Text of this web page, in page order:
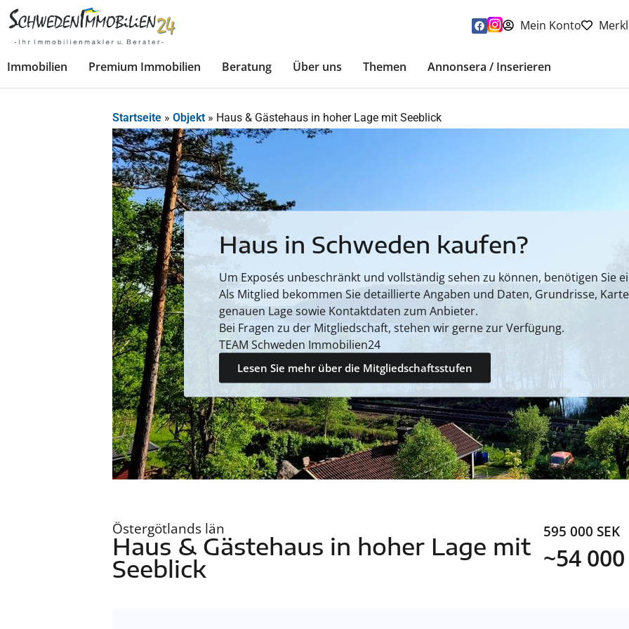
Mein Konto
Immobilien Premium Immobilien Beratung Über uns Themen Annonsera / Inserieren
Startseite » Objekt » Haus & Gästehaus in hoher Lage mit Seeblick
Haus in Schweden kaufen?
Um Exposés unbeschränkt und vollständig sehen zu können, benötigen Sie
Als Mitglied bekommen Sie detaillierte Angaben und Daten, Grundrisse,
genauen Lage sowie Kontaktdaten zum Anbieter.
Bei Fragen zu der Mitgliedschaft, stehen wir gerne zur Verfügung.
TEAM Schweden Immobilien24
Lesen Sie mehr über die Mitgliedschaftsstufen
Östergötlands län
Haus & Gästehaus in hoher Lage mit
Seeblick
595 000 SEK
~54